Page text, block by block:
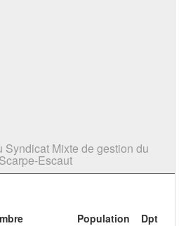
Syndicat Mixte de gestion du
Escaut
Population
Dpt